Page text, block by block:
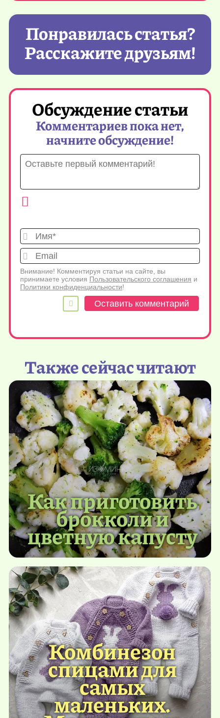
Понравилась статья?
Расскажите друзьям!
Обсуждение статьи
Комментариев пока нет,
начните обсуждение!
Имя*
Внимание! Комментируя статьи на сайте, вы
принимаете условия Пользовательского соглашения и
Политики конфиденциальности!
Также сейчас читают
Как приготовить
брокколи и
цветную капусту
Комбинезон
спицами для
самых
маленьких.